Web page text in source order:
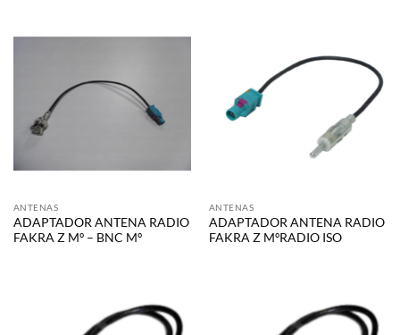
ANTENAS
ADAPTADOR ANTENA RADIO
FAKRA Z Mº – BNC Mº
ANTENAS
ADAPTADOR ANTENA RADIO
FAKRA Z MºRADIO ISO